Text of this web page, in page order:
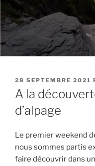
PUBLIÉ
LE
28 SEPTEMBRE 2021
A la
d’alpage
Le premier weekend
nous sommes partis
faire découvrir dans